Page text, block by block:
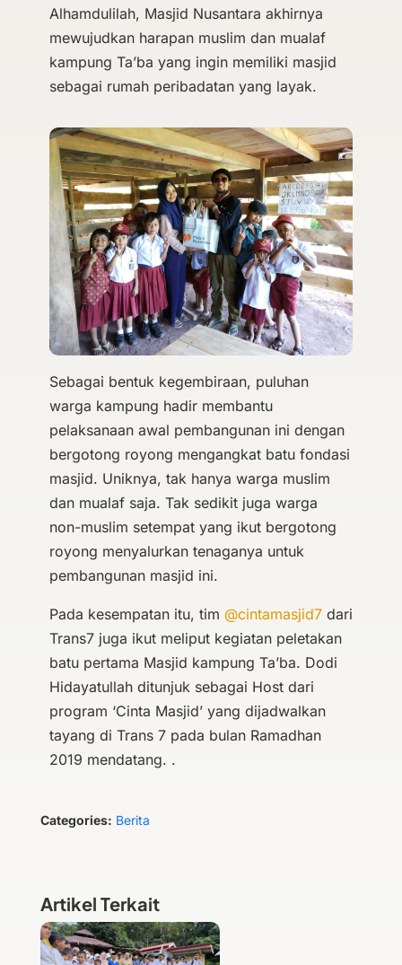
Alhamdulilah, Masjid Nusantara akhirnya
mewujudkan harapan muslim dan mualaf
kampung Ta’ba yang ingin memiliki masjid
sebagai rumah peribadatan yang layak.
Sebagai bentuk kegembiraan, puluhan
warga kampung hadir membantu
pelaksanaan awal pembangunan ini dengan
bergotong royong mengangkat batu fondasi
masjid. Uniknya, tak hanya warga muslim
dan mualaf saja. Tak sedikit juga warga
non-muslim setempat yang ikut bergotong
royong menyalurkan tenaganya untuk
pembangunan masjid ini.
Pada kesempatan itu, tim @cintamasjid7dari
Trans7 juga ikut meliput kegiatan peletakan
batu pertama Masjid kampung Ta’ba. Dodi
Hidayatullah ditunjuk sebagai Host dari
program ‘Cinta Masjid’ yang dijadwalkan
tayang di Trans 7 pada bulan Ramadhan
2019 mendatang. .
Categories: Berita
Artikel Terkait